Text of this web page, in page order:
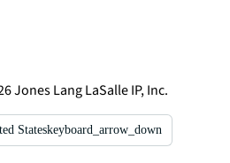
Jones Lang LaSalle IP, Inc.
Stateskeyboard_arrow_down